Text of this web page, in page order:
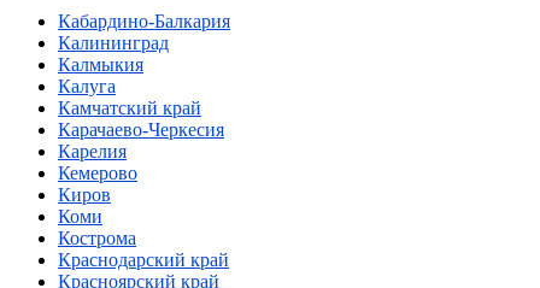
Кабардино-Балкария
Калининград
Калмыкия
Калуга
Камчатский край
Карачаево-Черкесия
Карелия
Кемерово
Киров
Коми
Кострома
Краснодарский край
Красноярский край